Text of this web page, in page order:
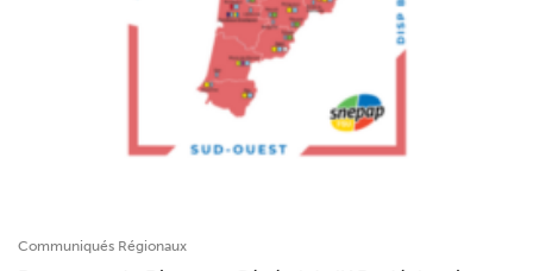
Communiqués Régionaux